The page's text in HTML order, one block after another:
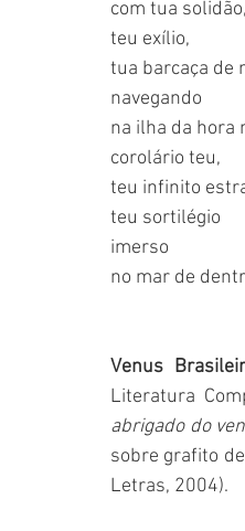
com tua solidão,
teu exílio,
tua barcaça de
navegando
na ilha da hora
corolário teu,
teu infinito
teu sortilégio
imerso
no mar de
Venus
Literatura
abrigado do
sobre grafito
Letras, 2004).